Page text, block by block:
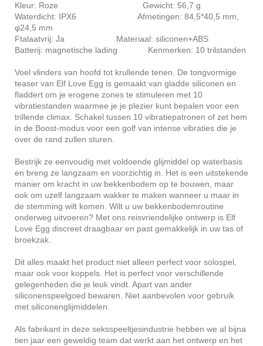
Kleur: Roze Gewicht: 56,7 g
Waterdicht: IPX6 Afmetingen: 84,5*40,5 mm,
φ24,5 mm
Ftalaatvrij: Ja Materiaal: siliconen+ABS
Batterij: magnetische lading Kenmerken: 10 trilstanden
Voel vlinders van hoofd tot krullende tenen. De tongvormige
teaser van Elf Love Egg is gemaakt van gladde siliconen en
fladdert om je erogene zones te stimuleren met 10
vibratiestanden waarmee je je plezier kunt bepalen voor een
trillende climax. Schakel tussen 10 vibratiepatronen of zet hem
in de Boost-modus voor een golf van intense vibraties die je
over de rand zullen sturen.
Bestrijk ze eenvoudig met voldoende glijmiddel op waterbasis
en breng ze langzaam en voorzichtig in. Het is een uitstekende
manier om kracht in uw bekkenbodem op te bouwen, maar
ook om uzelf langzaam wakker te maken wanneer u maar in
de stemming wilt komen. Wilt u uw bekkenbodemroutine
onderweg uitvoeren? Met ons reisvriendelijke ontwerp is Elf
Love Egg discreet draagbaar en past gemakkelijk in uw tas of
broekzak.
Dit alles maakt het product niet alleen perfect voor solospel,
maar ook voor koppels. Het is perfect voor verschillende
gelegenheden die je leuk vindt. Apart van ander
siliconenspeelgoed bewaren. Niet aanbevolen voor gebruik
met siliconenglijmiddelen.
Als fabrikant in deze seksspeeltjesindustrie hebben we al bijna
tien jaar een geweldig team dat werkt aan het ontwerp en het